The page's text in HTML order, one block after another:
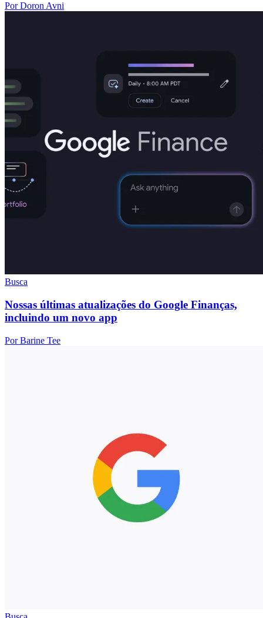
Por Doron Avni
Busca
Nossas últimas atualizações do Google Finanças,
incluindo um novo app
Por Barine Tee